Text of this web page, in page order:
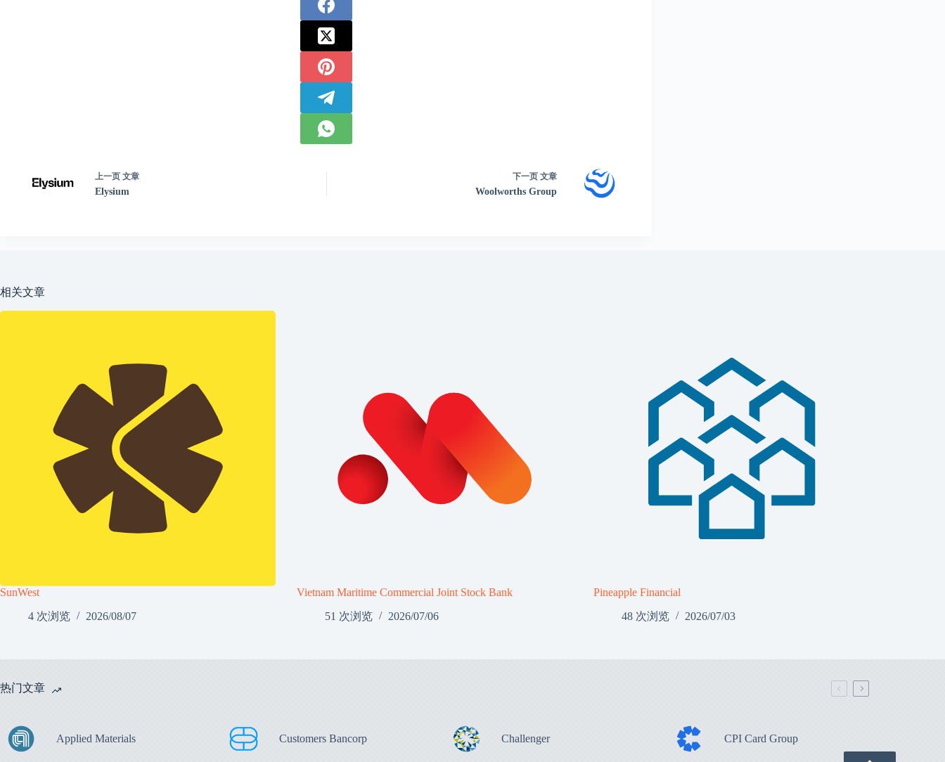
上一页 文章
Elysium
下一页文章
Woolworths Group
相关文章
SunWest
4 次浏览
2026/08/07
Vietnam Maritime Commercial Joint Stock Bank
51 次浏览
2026/07/06
Pineapple Financial
48 次浏览
2026/07/03
热门文章
Applied Materials Customers Bancorp Challenger CPI Card Group